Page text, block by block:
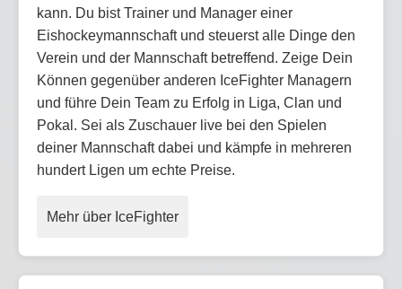
kann. Du bist Trainer und Manager einer
Eishockeymannschaft und steuerst alle Dinge den
Verein und der Mannschaft betreffend. Zeige Dein
Können gegenüber anderen IceFighter Managern
und führe Dein Team zu Erfolg in Liga, Clan und
Pokal. Sei als Zuschauer live bei den Spielen
deiner Mannschaft dabei und kämpfe in mehreren
hundert Ligen um echte Preise.
Mehr über IceFighter